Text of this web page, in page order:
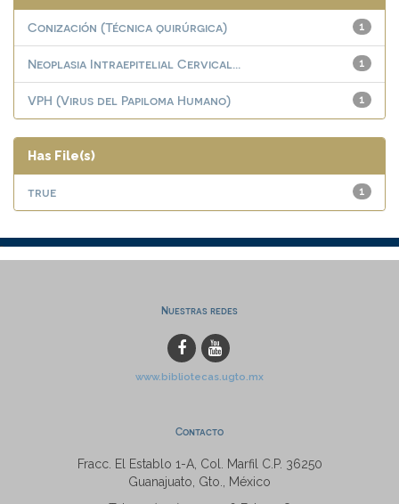
1
Conización (Técnica quirúrgica)
1
Neoplasia Intraepitelial Cervical...
1
VPH (Virus del Papiloma Humano)
Has File(s)
1
true
Nuestras redes
www.bibliotecas.ugto.mx
Contacto
Fracc. El Establo 1-A, Col. Marfil C.P. 36250
Guanajuato, Gto., México